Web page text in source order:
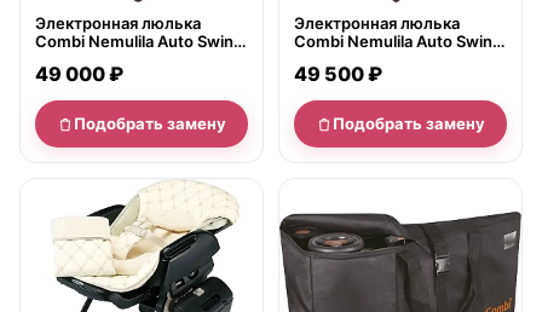
Электронная люлька
Combi Nemulila Auto Swing
49 000 ₽
Подобрать замену
Электронная люлька
Combi Nemulila Auto Swing
49 500 ₽
Подобрать замену
нет в продаже